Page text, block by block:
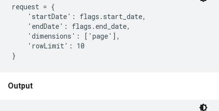
request = {
    'startDate': flags.start_date,
    'endDate': flags.end_date,
    'dimensions': ['page'],
    'rowLimit': 10
}
Output